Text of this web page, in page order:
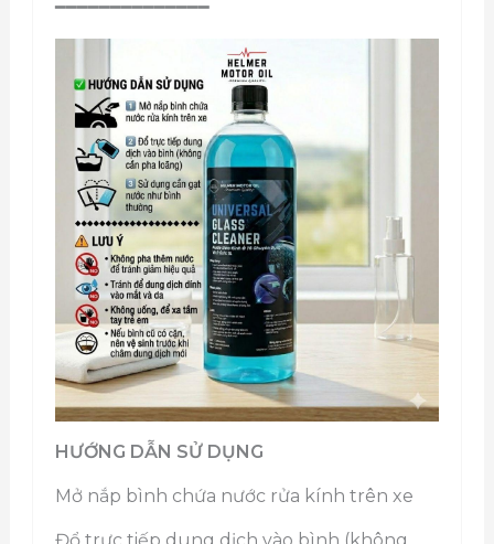
━━━━━━━━━━━━━━
HƯỚNG DẪN SỬ DỤNG
Mở nắp bình chứa nước rửa kính trên xe